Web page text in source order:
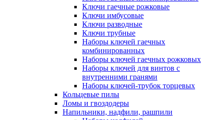
Ключи гаечные рожковые
Ключи имбусовые
Ключи разводные
Ключи трубные
Наборы ключей гаечных
комбинированных
Наборы ключей гаечных рожковых
Наборы ключей для винтов с
внутренними гранями
Наборы ключей-трубок торцевых
Кольцевые пилы
Ломы и гвоздодеры
Напильники, надфили, рашпили